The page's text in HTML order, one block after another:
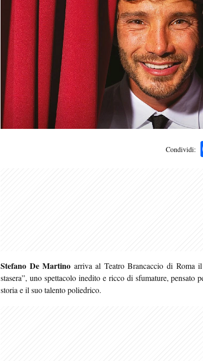
Condividi:
Stefano De Martino arriva al Teatro Brancaccio di Roma il
stasera”, uno spettacolo inedito e ricco di sfumature, pensato
storia e il suo talento poliedrico.